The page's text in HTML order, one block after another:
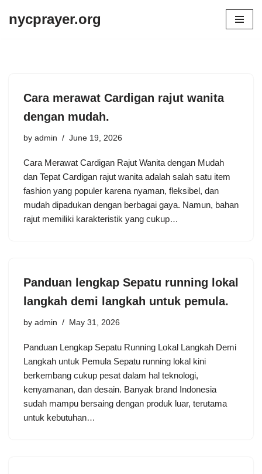
nycprayer.org
Cara merawat Cardigan rajut wanita
dengan mudah.
by admin June 19, 2026
Cara Merawat Cardigan Rajut Wanita dengan Mudah
dan Tepat Cardigan rajut wanita adalah salah satu item
fashion yang populer karena nyaman, fleksibel, dan
mudah dipadukan dengan berbagai gaya. Namun, bahan
rajut memiliki karakteristik yang cukup…
Panduan lengkap Sepatu running lokal
langkah demi langkah untuk pemula.
by admin May 31, 2026
Panduan Lengkap Sepatu Running Lokal Langkah Demi
Langkah untuk Pemula Sepatu running lokal kini
berkembang cukup pesat dalam hal teknologi,
kenyamanan, dan desain. Banyak brand Indonesia
sudah mampu bersaing dengan produk luar, terutama
untuk kebutuhan…